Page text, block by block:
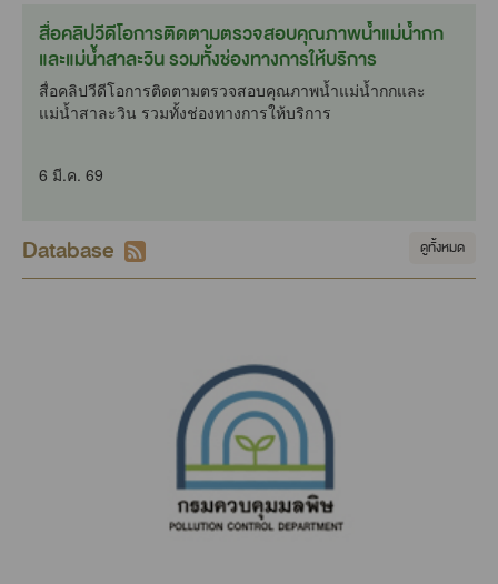
สื่อคลิปวีดีโอการติดตามตรวจสอบคุณภาพน้ำแม่น้ำกก
และแม่น้ำสาละวิน รวมทั้งช่องทางการให้บริการ
สื่อคลิปวีดีโอการติดตามตรวจสอบคุณภาพน้ำแม่น้ำกกและ
แม่น้ำสาละวิน รวมทั้งช่องทางการให้บริการ
6 มี.ค. 69
Database ดูทั้งหมด